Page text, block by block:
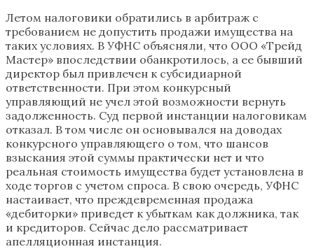
Летом налоговики обратились в арбитраж с
требованием не допустить продажи имущества на
таких условиях. В УФНС объясняли, что ООО «Трейд
Мастер» впоследствии обанкротилось, а ее бывший
директор был привлечен к субсидиарной
ответственности. При этом конкурсный
управляющий не учел этой возможности вернуть
задолженность. Суд первой инстанции налоговикам
отказал. В том числе он основывался на доводах
конкурсного управляющего о том, что шансов
взыскания этой суммы практически нет и что
реальная стоимость имущества будет установлена в
ходе торгов с учетом спроса. В свою очередь, УФНС
настаивает, что преждевременная продажа
«дебиторки» приведет к убыткам как должника, так
и кредиторов. Сейчас дело рассматривает
апелляционная инстанция.